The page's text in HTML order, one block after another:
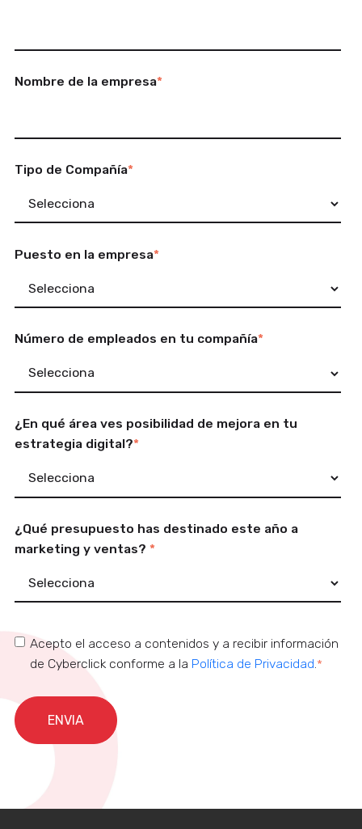
Nombre de la empresa*
Tipo de Compañía*
Puesto en la empresa*
Número de empleados en tu compañía*
¿En qué área ves posibilidad de mejora en tu
estrategia digital?*
¿Qué presupuesto has destinado este año a
marketing y ventas? *
Acepto el acceso a contenidos y a recibir información
de Cyberclick conforme a la Política de Privacidad.*